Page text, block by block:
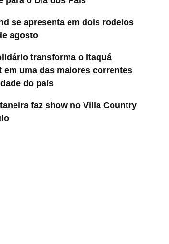
se apresenta em dois rodeios
agosto
transforma o Itaquá
em uma das maiores correntes
do país
faz show no Villa Country